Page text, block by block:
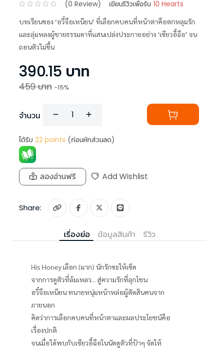
(0 Review) เขียนรีวิวเพื่อรับ 10 Hearts
บทเรียนของ ‘อวี๋จือเหนียน’ ที่เลือกคบคนที่หน้าตาคือตกหลุมรัก
และลุ่มหลงผู้ชายธรรมดาที่แสนเปล่งประกายอย่าง ‘เซียวอี้ฉือ’ จน
ถอนตัวไม่ขึ้น
390.15 บาท
459บาท -15%
จำนวน
ได้รับ 22 points (ก่อนหักส่วนลด)
ลองอ่านฟรี Add Wishlist
Share:
เรื่องย่อ ข้อมูลสินค้า รีวิว
His Honey เลือก (มาก) นักรักซะให้เข็ด
จากการดูตัวที่ล้มเหลว... สู่ความรักที่ลุกโชน
อวี๋จือเหนียน ทนายหนุ่มหน้าหล่อผู้ตัดสินคนจาก
ภายนอก
คิดว่าการเลือกคบคนที่หน้าตาและผลประโยชน์คือ
เรื่องปกติ
จนเมื่อได้พบกับเซียวอี้ฉือในนัดดูตัวที่ป้าๆ จัดให้